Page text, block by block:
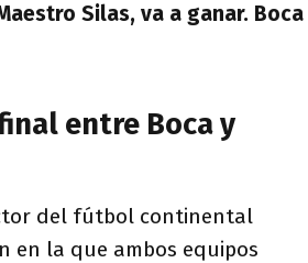
Silas, va a ganar. Boca
entre Boca y
del fútbol continental
en la que ambos equipos